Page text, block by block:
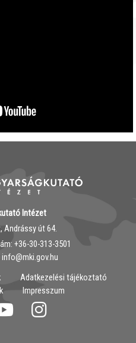
Intézet
Andrássy út 64.
‭+36-30-313-3501
Adatkezelési tájékoztató
Impresszum